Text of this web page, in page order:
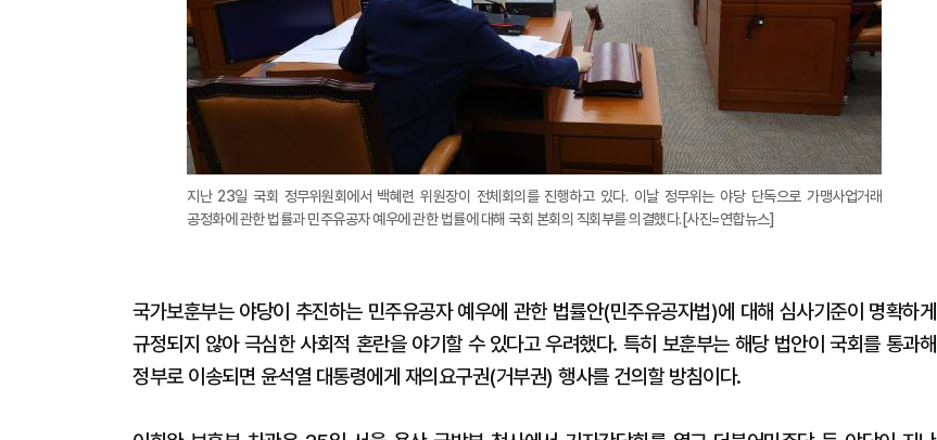
지난 23일 국회 정무위원회에서 백혜련 위원장이 전체회의를 진행하고 있다. 이날 정무위는 야당 단독으로 가맹사업거래
공정화에 관한 법률과 민주유공자 예우에 관한 법률에 대해 국회 본회의 직회부를 의결했다.[사진=연합뉴스]
국가보훈부는 야당이 추진하는 민주유공자 예우에 관한 법률안(민주유공자법)에 대해 심사기준이 명확하게
규정되지 않아 극심한 사회적 혼란을 야기할 수 있다고 우려했다. 특히 보훈부는 해당 법안이 국회를 통과해
정부로 이송되면 윤석열 대통령에게 재의요구권(거부권) 행사를 건의할 방침이다.